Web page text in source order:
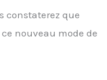
constaterez que
nouveau mode de